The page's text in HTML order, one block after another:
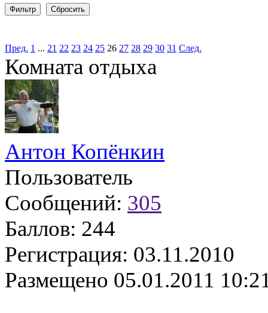
Пред. 1 ... 21 22 23 24 25 26 27 28 29 30 31 След.
Комната отдыха
Антон Копёнкин
Пользователь
Сообщений: 305
Баллов: 244
Регистрация: 03.11.2010
Размещено 05.01.2011